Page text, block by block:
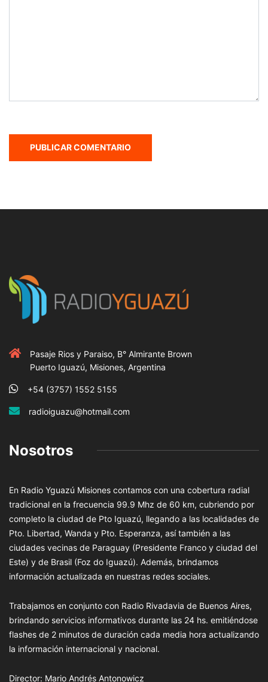
Pasaje Rios y Paraiso, B° Almirante Brown
Puerto Iguazú, Misiones, Argentina
+54 (3757) 1552 5155
radioiguazu@hotmail.com
Nosotros
En Radio Yguazú Misiones contamos con una cobertura radial
tradicional en la frecuencia 99.9 Mhz de 60 km, cubriendo por
completo la ciudad de Pto Iguazú, llegando a las localidades de
Pto. Libertad, Wanda y Pto. Esperanza, así también a las
ciudades vecinas de Paraguay (Presidente Franco y ciudad del
Este) y de Brasil (Foz do Iguazú). Además, brindamos
información actualizada en nuestras redes sociales.
Trabajamos en conjunto con Radio Rivadavia de Buenos Aires,
brindando servicios informativos durante las 24 hs. emitiéndose
flashes de 2 minutos de duración cada media hora actualizando
la información internacional y nacional.
Director: Mario Andrés Antonowicz